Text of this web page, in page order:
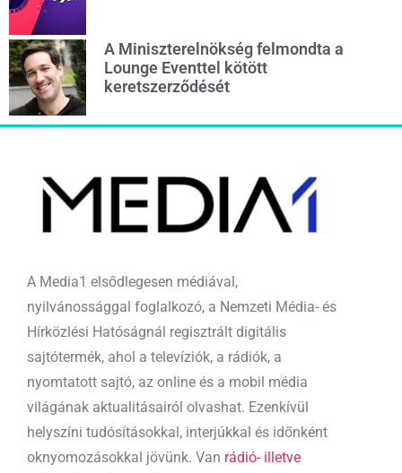
A Miniszterelnökség felmondta a
Lounge Eventtel kötött
keretszerződését
A Media1 elsődlegesen médiával,
nyilvánossággal foglalkozó, a Nemzeti Média- és
Hírközlési Hatóságnál regisztrált digitális
sajtótermék, ahol a televíziók, a rádiók, a
nyomtatott sajtó, az online és a mobil média
világának aktualitásairól olvashat. Ezenkívül
helyszíni tudósításokkal, interjúkkal és időnként
oknyomozásokkal jövünk. Van rádió- illetve